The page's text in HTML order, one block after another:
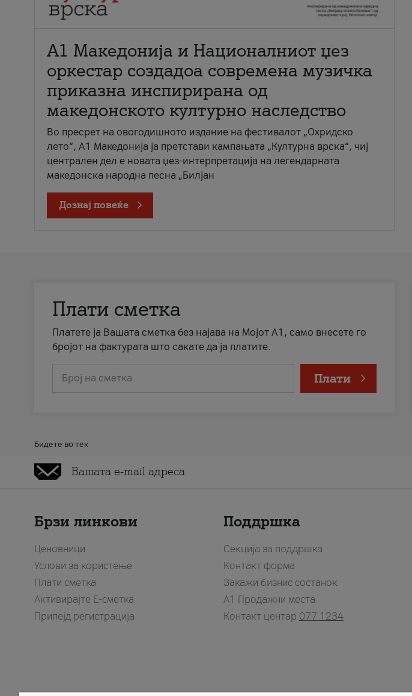
А1 Македонија и Националниот џез
оркестар создадоа современа музичка
приказна инспирирана од
македонското културно наследство
Во пресрет на овогодишното издание на фестивалот „Охридско
лето“, А1 Македонија ја претстави кампањата „Културна врска“, чиј
централен дел е новата џез-интерпретација на легендарната
македонска народна песна „Билјан
Дознај повеќе
Плати сметка
Платете ја Вашата сметка без најава на Мојот А1, само внесете го
бројот на фактурата што сакате да ја платите.
Број на сметка Плати
Бидете во тек
Брзи линкови
Ценовници
Услови за користење
Плати сметка
Активирајте Е-сметка
Припејд регистрација
Поддршка
Секција за поддршка
Контакт форма
Закажи бизнис состанок
A1 Продажни места
Контакт центар 077 1234